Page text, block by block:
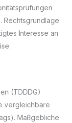
Rechtsgrundlage
Interesse an
(TDDDG)
vergleichbare
Maßgebliche